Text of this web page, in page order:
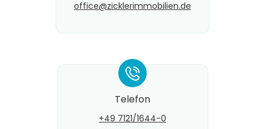
office@​zicklerimmobilien.de
*
Telefon
+49 7121/1644-0